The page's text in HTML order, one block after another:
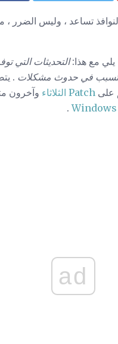
تساعد ، وليس الضرر ، مع
يلي مع هذا:التحديثات التي
.
على Patch الثلاثاء
وآخرون
Windows
.
ad